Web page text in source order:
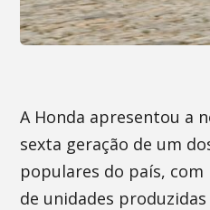
A Honda apresentou a
sexta geração de um
populares do país, com
de unidades